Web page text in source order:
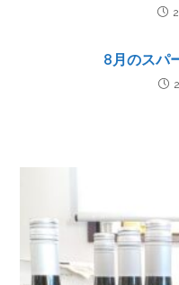
8月のスパ